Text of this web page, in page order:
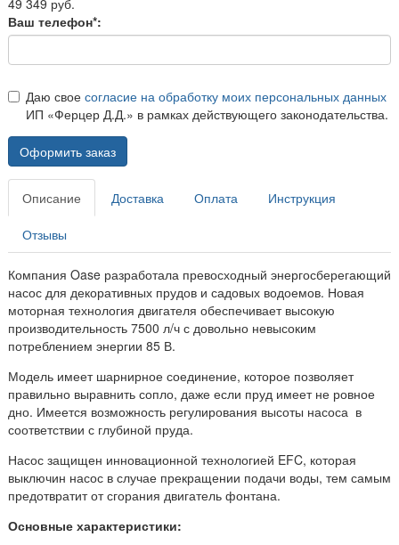
Ваш телефон*:
Даю свое согласие на обработку моих персональных данных
ИП «Ферцер Д.Д.» в рамках действующего законодательства.
Оформить заказ
Описание Доставка Оплата Инструкция
Отзывы
Компания Oase разработала превосходный энергосберегающий
насос для декоративных прудов и садовых водоемов. Новая
моторная технология двигателя обеспечивает высокую
производительность 7500 л/ч с довольно невысоким
потреблением энергии 85 В.
Модель имеет шарнирное соединение, которое позволяет
правильно выравнить сопло, даже если пруд имеет не ровное
дно. Имеется возможность регулирования высоты насоса в
соответствии с глубиной пруда.
Насос защищен инновационной технологией EFC, которая
выключин насос в случае прекращении подачи воды, тем самым
предотвратит от сгорания двигатель фонтана.
Основные характеристики: